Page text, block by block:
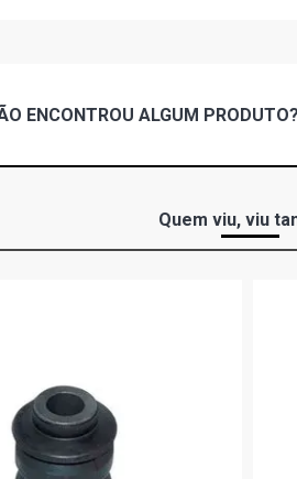
ENCONTROU ALGUM PRODUTO?
Quem viu, viu